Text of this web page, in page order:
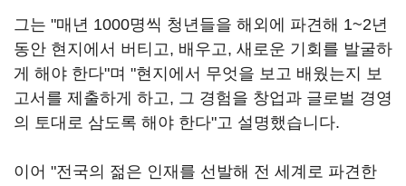
그는 "매년 1000명씩 청년들을 해외에 파견해 1~2년
동안 현지에서 버티고, 배우고, 새로운 기회를 발굴하
게 해야 한다"며 "현지에서 무엇을 보고 배웠는지 보
고서를 제출하게 하고, 그 경험을 창업과 글로벌 경영
의 토대로 삼도록 해야 한다"고 설명했습니다.
이어 "전국의 젊은 인재를 선발해 전 세계로 파견한